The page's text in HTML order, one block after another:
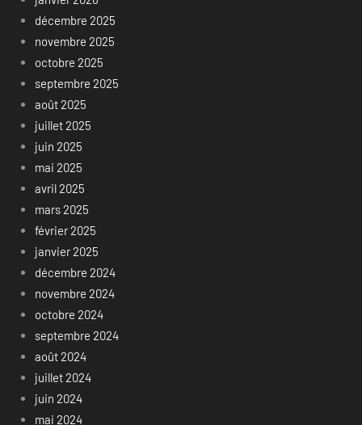
décembre 2025
novembre 2025
octobre 2025
septembre 2025
août 2025
juillet 2025
juin 2025
mai 2025
avril 2025
mars 2025
février 2025
janvier 2025
décembre 2024
novembre 2024
octobre 2024
septembre 2024
août 2024
juillet 2024
juin 2024
mai 2024